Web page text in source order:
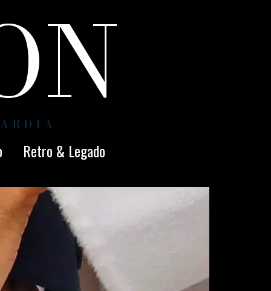
Retro & Legado